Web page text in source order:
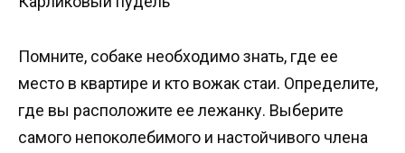
Помните, собаке необходимо знать, где ее
место в квартире и кто вожак стаи. Определите,
где вы расположите ее лежанку. Выберите
самого непоколебимого и настойчивого члена